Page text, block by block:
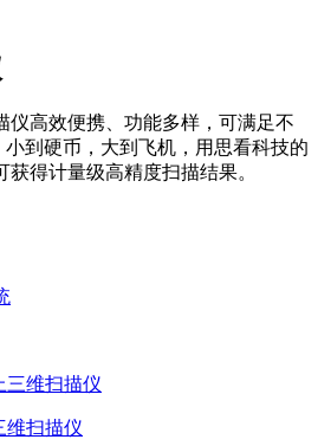
仪高效便携、功能多样，可满足不
到硬币，大到飞机，用思看科技的
得计量级高精度扫描结果。
维扫描仪